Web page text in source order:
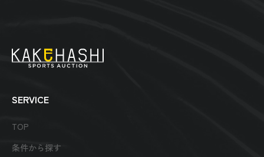
SERVICE
TOP
条件から探す